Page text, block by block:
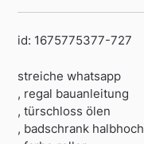
id: 1675775377-727
streiche whatsapp
, regal bauanleitung
, türschloss ölen
, badschrank halbhoch